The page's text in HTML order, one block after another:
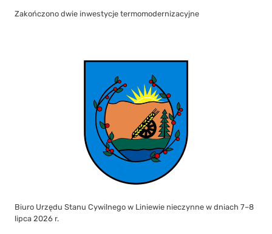
Zakończono dwie inwestycje termomodernizacyjne
Biuro Urzędu Stanu Cywilnego w Liniewie nieczynne w dniach 7–8
lipca 2026 r.